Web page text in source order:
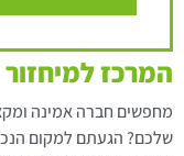
המרכז למיחזור
מחפשים חברה אמינה
שלכם? הגעתם למקום